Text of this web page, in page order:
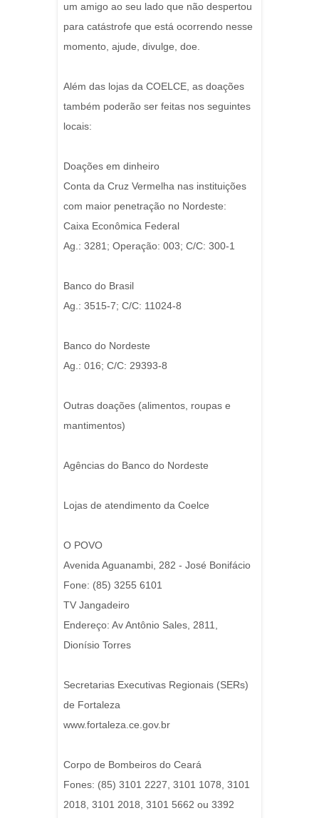
um amigo ao seu lado que não despertou
para catástrofe que está ocorrendo nesse
momento, ajude, divulge, doe.
Além das lojas da COELCE, as doações
também poderão ser feitas nos seguintes
locais:
Doações em dinheiro
Conta da Cruz Vermelha nas instituições
com maior penetração no Nordeste:
Caixa Econômica Federal
Ag.: 3281; Operação: 003; C/C: 300-1
Banco do Brasil
Ag.: 3515-7; C/C: 11024-8
Banco do Nordeste
Ag.: 016; C/C: 29393-8
Outras doações (alimentos, roupas e
mantimentos)
Agências do Banco do Nordeste
Lojas de atendimento da Coelce
O POVO
Avenida Aguanambi, 282 - José Bonifácio
Fone: (85) 3255 6101
TV Jangadeiro
Endereço: Av Antônio Sales, 2811,
Dionísio Torres
Secretarias Executivas Regionais (SERs)
de Fortaleza
www.fortaleza.ce.gov.br
Corpo de Bombeiros do Ceará
Fones: (85) 3101 2227, 3101 1078, 3101
2018, 3101 2018, 3101 5662 ou 3392